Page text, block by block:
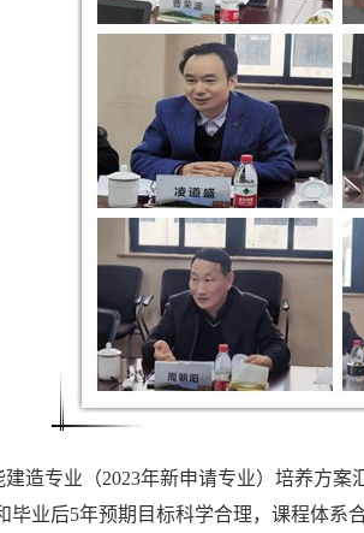
造专业（2023年新申请专业）培养方案
毕业后5年预期目标科学合理，课程体系